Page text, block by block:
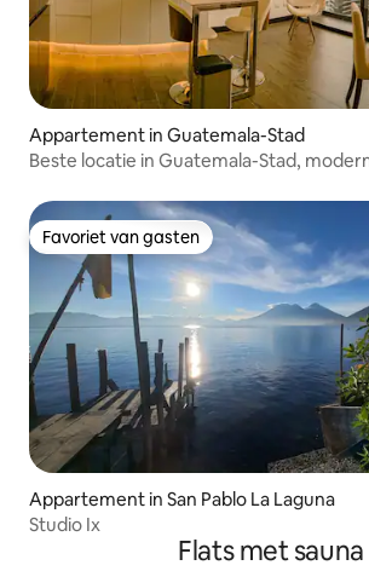
Appartement in Guatemala-Stad
Beste locatie in Guatemala-Stad,
Favoriet van gasten
Favoriet van gasten
Appartement in San Pablo La Laguna
Studio Ix
Flats met sauna